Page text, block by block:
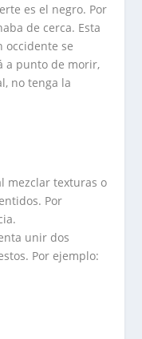
es el negro. Por
de cerca. Esta
occidente se
a punto de morir,
no tenga la
mezclar texturas o
Por
unir dos
Por ejemplo: